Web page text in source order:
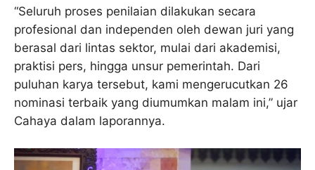
“Seluruh proses penilaian dilakukan secara
profesional dan independen oleh dewan juri yang
berasal dari lintas sektor, mulai dari akademisi,
praktisi pers, hingga unsur pemerintah. Dari
puluhan karya tersebut, kami mengerucutkan 26
nominasi terbaik yang diumumkan malam ini,” ujar
Cahaya dalam laporannya.